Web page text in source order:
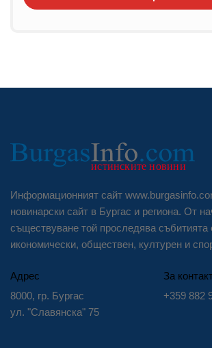
Информационният сайт
новинарски сайт в Бургас и региона. От
съществуване той проследява събитията
икономически, обществен, културен и
Адрес
8000, гр. Бургас
ул. "Славянска" 75
За
+359 882